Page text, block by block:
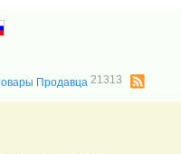
Продавца21313